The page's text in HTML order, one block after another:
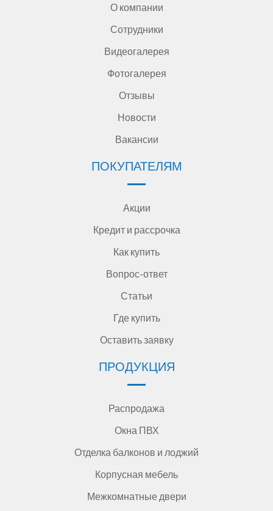
О компании
Сотрудники
Видеогалерея
Фотогалерея
Отзывы
Новости
Вакансии
ПОКУПАТЕЛЯМ
Акции
Кредит и рассрочка
Как купить
Вопрос-ответ
Статьи
Где купить
Оставить заявку
ПРОДУКЦИЯ
Распродажа
Окна ПВХ
Отделка балконов и лоджий
Корпусная мебель
Межкомнатные двери